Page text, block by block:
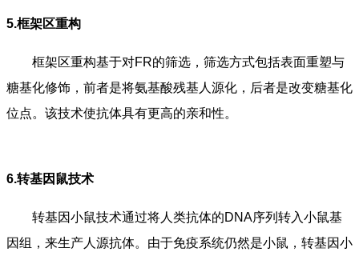
5.框架区重构
框架区重构基于对FR的筛选，筛选方式包括表面重塑与
糖基化修饰，前者是将氨基酸残基人源化，后者是改变糖基化
位点。该技术使抗体具有更高的亲和性。
6.转基因鼠技术
转基因小鼠技术通过将人类抗体的DNA序列转入小鼠基
因组，来生产人源抗体。由于免疫系统仍然是小鼠，转基因小